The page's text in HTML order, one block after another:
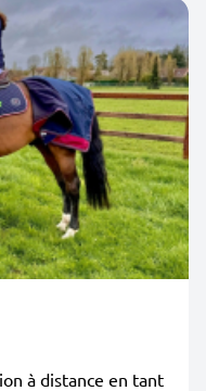
à distance en tant